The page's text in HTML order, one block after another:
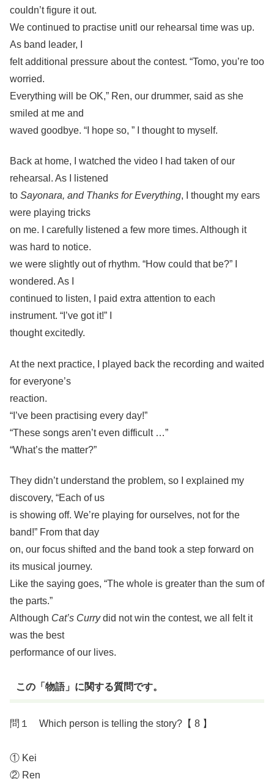
couldn’t figure it out.
We continued to practise unitl our rehearsal time was up.
As band leader, I
felt additional pressure about the contest. “Tomo, you’re too
worried.
Everything will be OK,” Ren, our drummer, said as she
smiled at me and
waved goodbye. “I hope so, ” I thought to myself.
Back at home, I watched the video I had taken of our
rehearsal. As I listened
to Sayonara, and Thanks for Everything, I thought my ears
were playing tricks
on me. I carefully listened a few more times. Although it
was hard to notice.
we were slightly out of rhythm. “How could that be?” I
wondered. As I
continued to listen, I paid extra attention to each
instrument. “I’ve got it!” I
thought excitedly.
At the next practice, I played back the recording and waited
for everyone’s
reaction.
“I’ve been practising every day!”
“These songs aren’t even difficult …”
“What’s the matter?”
They didn’t understand the problem, so I explained my
discovery, “Each of us
is showing off. We’re playing for ourselves, not for the
band!” From that day
on, our focus shifted and the band took a step forward on
its musical journey.
Like the saying goes, “The whole is greater than the sum of
the parts.”
Although Cat’s Currydid not win the contest, we all felt it
was the best
performance of our lives.
この「物語」に関する質問です。
問１ Which person is telling the story?【 8 】
① Kei
② Ren